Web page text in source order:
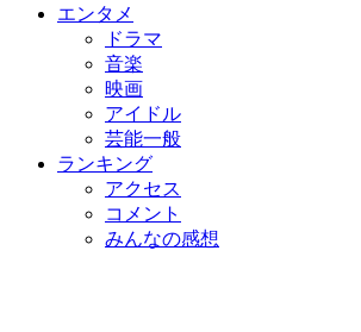
エンタメ
ドラマ
音楽
映画
アイドル
芸能一般
ランキング
アクセス
コメント
みんなの感想